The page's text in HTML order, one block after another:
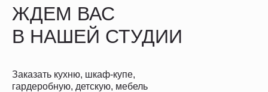
ЖДЕМ ВАС
В НАШЕЙ СТУДИИ
Заказать кухню, шкаф-купе,
гардеробную, детскую, мебель